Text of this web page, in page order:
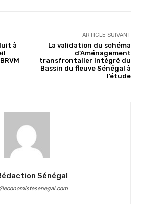
à
ARTICLE SUIVANT
La validation du schéma
d’Aménagement
transfrontalier intégré du
Bassin du fleuve Sénégal à
l’étude
Sénégal